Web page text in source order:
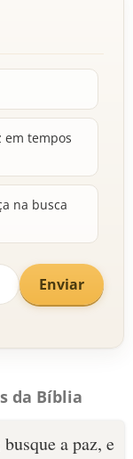
em tempos
na busca
Enviar
da Bíblia
a paz, e